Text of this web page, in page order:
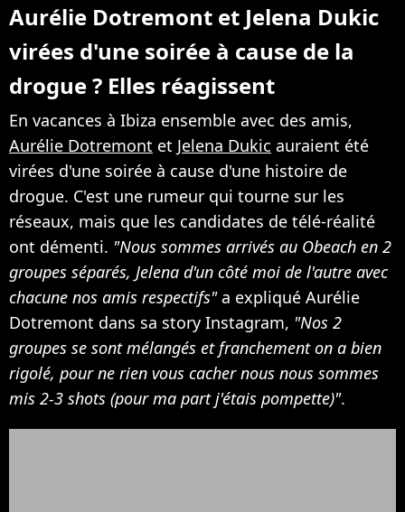
Aurélie Dotremont et Jelena Dukic
virées d'une soirée à cause de la
drogue ? Elles réagissent
En vacances à Ibiza ensemble avec des amis,
Aurélie Dotremont et Jelena Dukic auraient été
virées d'une soirée à cause d'une histoire de
drogue. C'est une rumeur qui tourne sur les
réseaux, mais que les candidates de télé-réalité
ont démenti. "Nous sommes arrivés au Obeach en 2
groupes séparés, Jelena d'un côté moi de l'autre avec
chacune nos amis respectifs"a expliqué Aurélie
Dotremont dans sa story Instagram, "Nos 2
groupes se sont mélangés et franchement on a bien
rigolé, pour ne rien vous cacher nous nous sommes
mis 2-3 shots (pour ma part j'étais pompette)".